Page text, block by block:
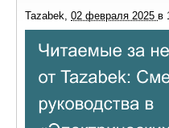
Tazabek 02 февраля 2025 в